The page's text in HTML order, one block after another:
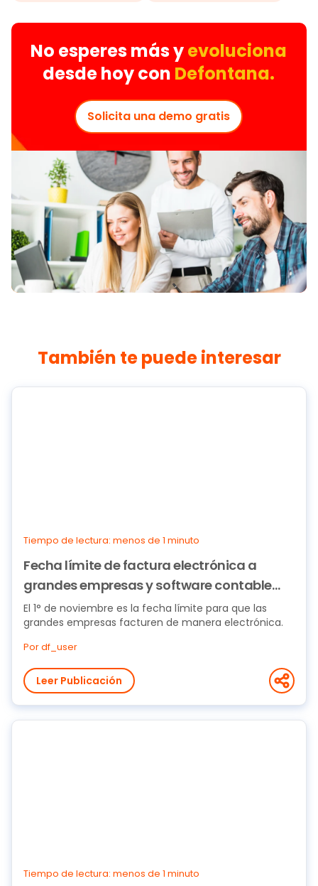
No esperes más yevoluciona
desde hoy con Defontana.
Solicita una demo gratis
También te puede interesar
Tiempo de lectura: menos de 1 minuto
Fecha límite de factura electrónica a
grandes empresas y software contable
Defontana (ERP)
El 1° de noviembre es la fecha límite para que las
grandes empresas facturen de manera electrónica.
Por df_user
Leer Publicación
Tiempo de lectura: menos de 1 minuto